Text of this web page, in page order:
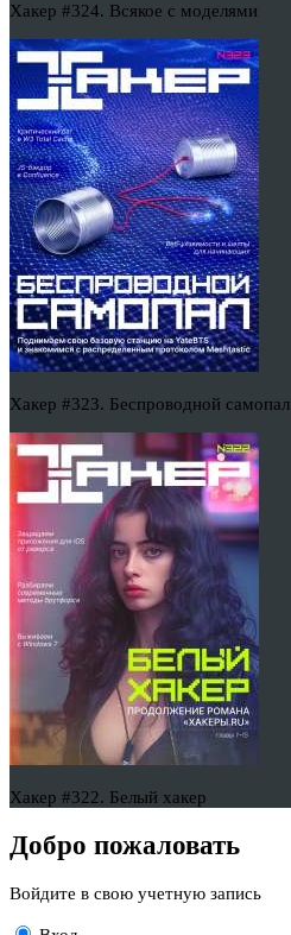
Хакер #324. Всякое с моделями
Хакер #323. Беспроводной самопал
Хакер #322. Белый хакер
Добро пожаловать
Войдите в свою учетную запись